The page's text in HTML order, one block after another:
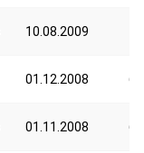
10.08.2009
01.12.2008
01.11.2008